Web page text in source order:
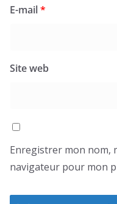
E-mail*
Site web
Enregistrer mon nom,
navigateur pour mon